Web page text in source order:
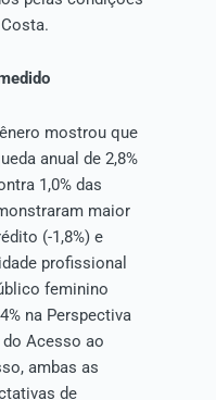
mostrou que
anual de 2,8%
1,0% das
maior
(-1,8%) e
profissional
feminino
na Perspectiva
Acesso ao
ambas as
de